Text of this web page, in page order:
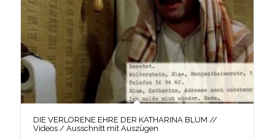
DIE VERLORENE EHRE DER KATHARINA BLUM //
Videos / Ausschnitt mit Auszügen